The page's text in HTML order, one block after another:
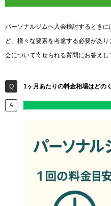
パーソナルジムへ入会検討するとき
ど、様々な要素を考慮する必要があ
会について寄せられる質問にお答えし
1ヶ月あたりの料金相場はどの